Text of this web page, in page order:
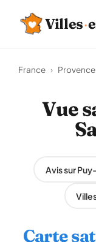
Villes·
France ›
Vue
Avis sur
Carte